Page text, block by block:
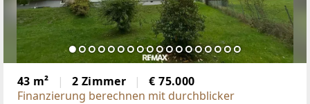
43 m² 2 Zimmer
€ 75.000
Finanzierung berechnen mit durchblicker